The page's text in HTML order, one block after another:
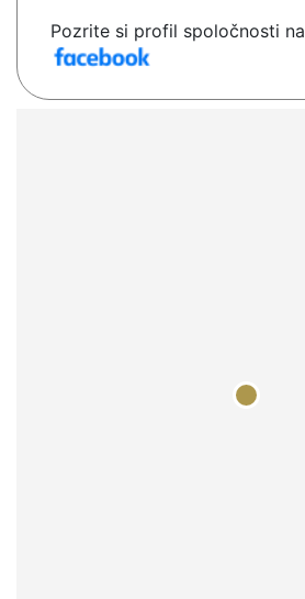
Pozrite si profil spoločnosti na